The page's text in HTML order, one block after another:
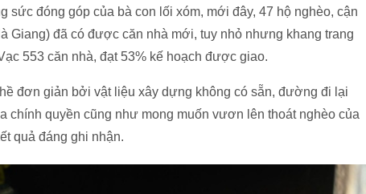
sức đóng góp của bà con lối xóm, mới đây, 47 hộ nghèo, cận
Giang) đã có được căn nhà mới, tuy nhỏ nhưng khang trang
553 căn nhà, đạt 53% kế hoạch được giao.
đơn giản bởi vật liệu xây dựng không có sẵn, đường đi lại
chính quyền cũng như mong muốn vươn lên thoát nghèo của
quả đáng ghi nhận.